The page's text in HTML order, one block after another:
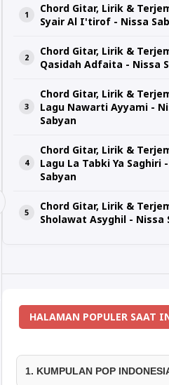
Chord Gitar, Lirik &
Syair Al I'tirof - Nissa
Chord Gitar, Lirik &
Qasidah Adfaita - Nissa
Chord Gitar, Lirik &
Lagu Nawarti Ayyami -
Sabyan
Chord Gitar, Lirik &
Lagu La Tabki Ya Saghiri
Sabyan
Chord Gitar, Lirik &
Sholawat Asyghil - Nissa
HALAMAN POPULER SAAT
1. KUMPULAN POP